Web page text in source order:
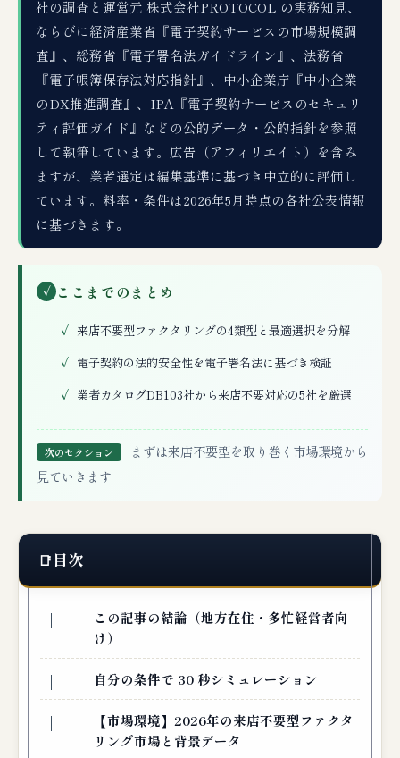
社の調査と運営元 株式会社PROTOCOL の実務知見、
ならびに経済産業省『電子契約サービスの市場規模調
査』、総務省『電子署名法ガイドライン』、法務省
『電子帳簿保存法対応指針』、中小企業庁『中小企業
のDX推進調査』、IPA『電子契約サービスのセキュリ
ティ評価ガイド』などの公的データ・公的指針を参照
して執筆しています。広告（アフィリエイト）を含み
ますが、業者選定は編集基準に基づき中立的に評価し
ています。料率・条件は2026年5月時点の各社公表情報
に基づきます。
✓ ここまでのまとめ
来店不要型ファクタリングの4類型と最適選択を分解
電子契約の法的安全性を電子署名法に基づき検証
業者カタログDB103社から来店不要対応の5社を厳選
次のセクション
まずは来店不要型を取り巻く市場環境から
見ていきます
目次
この記事の結論（地方在住・多忙経営者向
け）
自分の条件で 30 秒シミュレーション
【市場環境】2026年の来店不要型ファクタ
リング市場と背景データ